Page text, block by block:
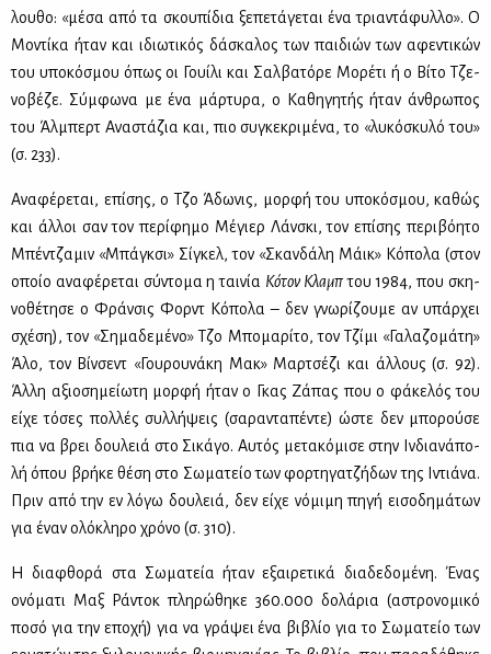
λου­θο: «μέ­σα από τα σκου­πί­δια ξε­πε­τά­γε­ται ένα τρια­ντά­φυλ­λο». Ο
Μο­ντί­κα ήταν και ιδιω­τι­κός δά­σκα­λος των παι­διών των αφε­ντι­κών
του υπο­κό­σμου όπως οι Γουί­λι και Σαλ­βα­τό­ρε Μο­ρέ­τι ή ο Βί­το Τζε­
νο­βέ­ζε. Σύμ­φω­να με ένα μάρ­τυ­ρα, ο Κα­θη­γη­τής ήταν άν­θρω­πος
του Άλ­μπερτ Ανα­στά­ζια και, πιο συ­γκε­κρι­μέ­να, το «λυ­κό­σκυ­λό του»
(σ. 233).
Ανα­φέ­ρε­ται, επί­σης, ο Τζο Άδω­νις, μορ­φή του υπο­κό­σμου, κα­θώς
και άλ­λοι σαν τον πε­ρί­φη­μο Μέ­γιερ Λάν­σκι, τον επί­σης πε­ρι­βό­η­το
Μπέν­τζα­μιν «Μπά­γκ­σι» Σί­γκελ, τον «Σκαν­δά­λη Μάικ» Κό­πο­λα (στον
οποίο ανα­φέ­ρε­ται σύ­ντο­μα η ται­νία Κό­τον Κλαμπτου 1984, που σκη­
νο­θέ­τη­σε ο Φράν­σις Φορντ Κό­πο­λα – δεν γνω­ρί­ζου­με αν υπάρ­χει
σχέ­ση), τον «Ση­μα­δε­μέ­νο» Τζο Μπο­μα­ρί­το, τον Τζί­μι «Γα­λα­ζο­μά­τη»
Άλο, τον Βίν­σεντ «Γου­ρου­νά­κη Μακ» Μαρ­τσέ­ζι και άλ­λους (σ. 92).
Άλ­λη αξιο­ση­μεί­ω­τη μορ­φή ήταν ο Γκας Ζά­πας που ο φά­κε­λός του
εί­χε τό­σες πολ­λές συλ­λή­ψεις (σα­ρα­ντα­πέ­ντε) ώστε δεν μπο­ρού­σε
πια να βρει δου­λειά στο Σι­κά­γο. Αυ­τός με­τα­κό­μι­σε στην Ιν­δια­νά­πο­
λή όπου βρή­κε θέ­ση στο Σω­μα­τείο των φορ­τη­γα­τζή­δων της Ιντιά­να.
Πριν από την εν λό­γω δου­λειά, δεν εί­χε νό­μι­μη πη­γή ει­σο­δη­μά­των
για έναν ολό­κλη­ρο χρό­νο (σ. 310).
Η δια­φθο­ρά στα Σω­μα­τεία ήταν εξαι­ρε­τι­κά δια­δε­δο­μέ­νη. Ένας
ονό­μα­τι Μαξ Ρά­ντοκ πλη­ρώ­θη­κε 360.000 δο­λά­ρια (αστρο­νο­μι­κό
πο­σό για την επο­χή) για να γρά­ψει ένα βι­βλίο για το Σω­μα­τείο των